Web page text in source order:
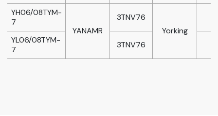
YH06/08TYM-
7
YANAMR
3TNV76
Yorking
YL06/08TYM-
7
3TNV76